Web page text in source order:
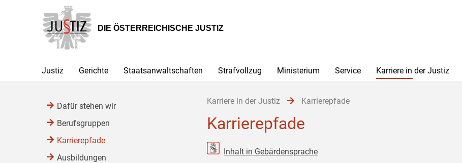
Hauptnavigation
[1]
Inhalt
[2]
Untermenü
[3]
DIE ÖSTERREICHISCHE JUSTIZ
Justiz Gerichte Staatsanwaltschaften Strafvollzug Ministerium Service Karriere in der Justiz
Karriere in der Justiz Karrierepfade
Karrierepfade
Inhalt in Gebärdensprache
Dafür stehen wir
Berufsgruppen
Karrierepfade
Ausbildungen